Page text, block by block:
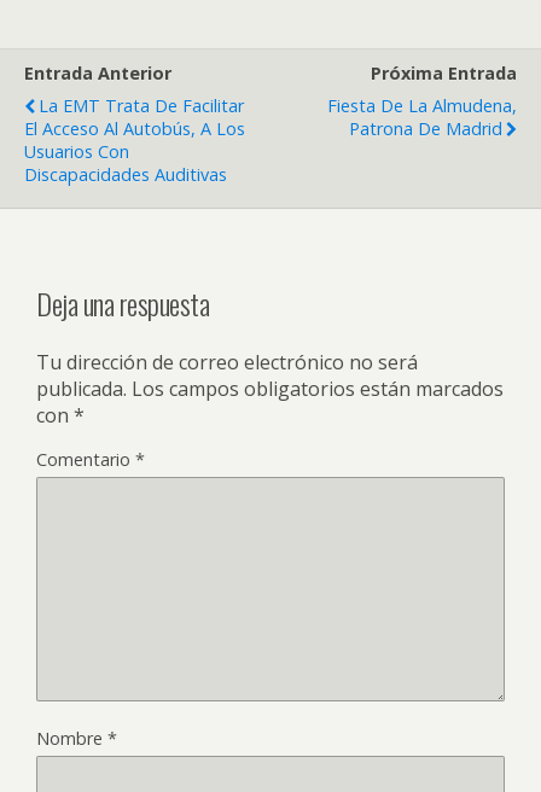
Entrada Anterior
La EMT Trata De Facilitar
El Acceso Al Autobús, A Los
Usuarios Con
Discapacidades Auditivas
Próxima Entrada
Fiesta De La Almudena,
Patrona De Madrid
Deja una respuesta
Tu dirección de correo electrónico no será
publicada. Los campos obligatorios están marcados
con *
Comentario *
Nombre *